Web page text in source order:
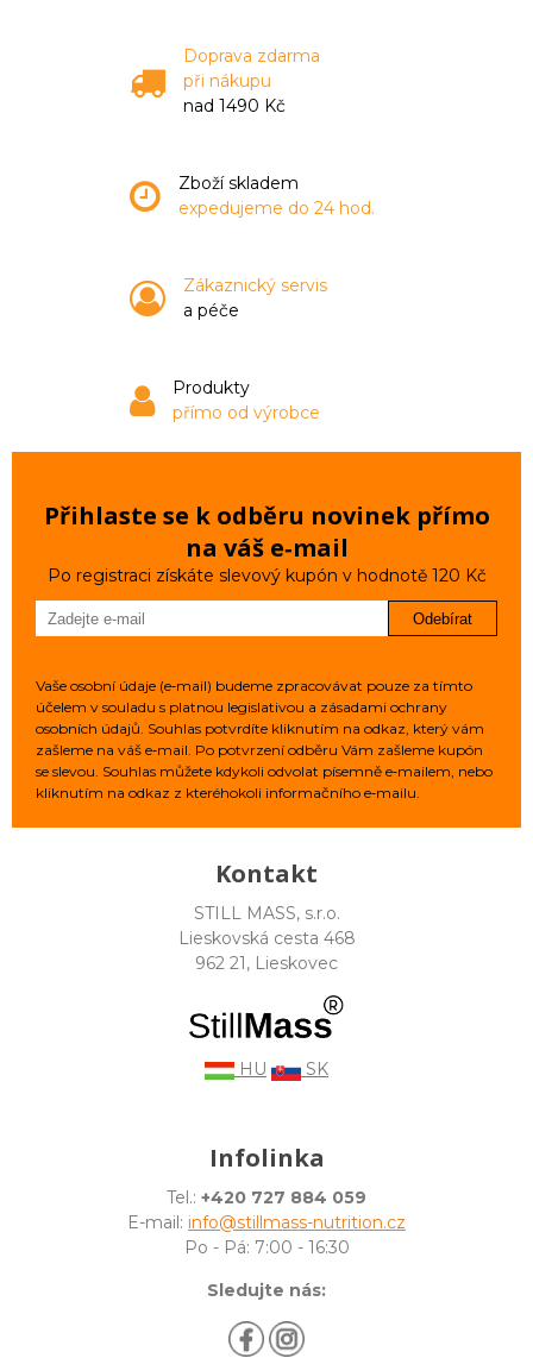
Doprava zdarma
při nákupu
nad 1490 Kč
Zboží skladem
expedujeme do 24 hod.
Zákaznický servis
a péče
Produkty
přímo od výrobce
Přihlaste se k odběru novinek přímo
na váš e‑mail
Po registraci získáte slevový kupón v hodnotě 120 Kč
Odebírat
Vaše osobní údaje (e‑mail) budeme zpracovávat pouze za tímto
účelem v souladu s platnou legislativou a zásadami ochrany
osobních údajů. Souhlas potvrdíte kliknutím na odkaz, který vám
zašleme na váš e‑mail. Po potvrzení odběru Vám zašleme kupón
se slevou. Souhlas můžete kdykoli odvolat písemně e‑mailem, nebo
kliknutím na odkaz z kteréhokoli informačního e‑mailu.
Kontakt
STILL MASS, s.r.o.
Lieskovská cesta 468
962 21, Lieskovec
HU SK
Infolinka
Tel.: +420 727 884 059
E-mail: info@stillmass-nutrition.cz
Po - Pá: 7:00 - 16:30
Sledujte nás: